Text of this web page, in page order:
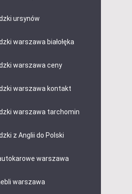
ursynów
warszawa białołęka
warszawa ceny
warszawa kontakt
warszawa tarchomin
z Anglii do Polski
warszawa
warszawa